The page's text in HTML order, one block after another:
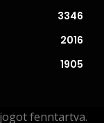
3346
2016
1905
fenntartva.